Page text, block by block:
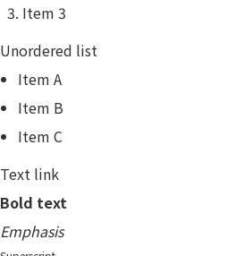
Item 3
Unordered list
Item A
Item B
Item C
Text link
Bold text
Emphasis